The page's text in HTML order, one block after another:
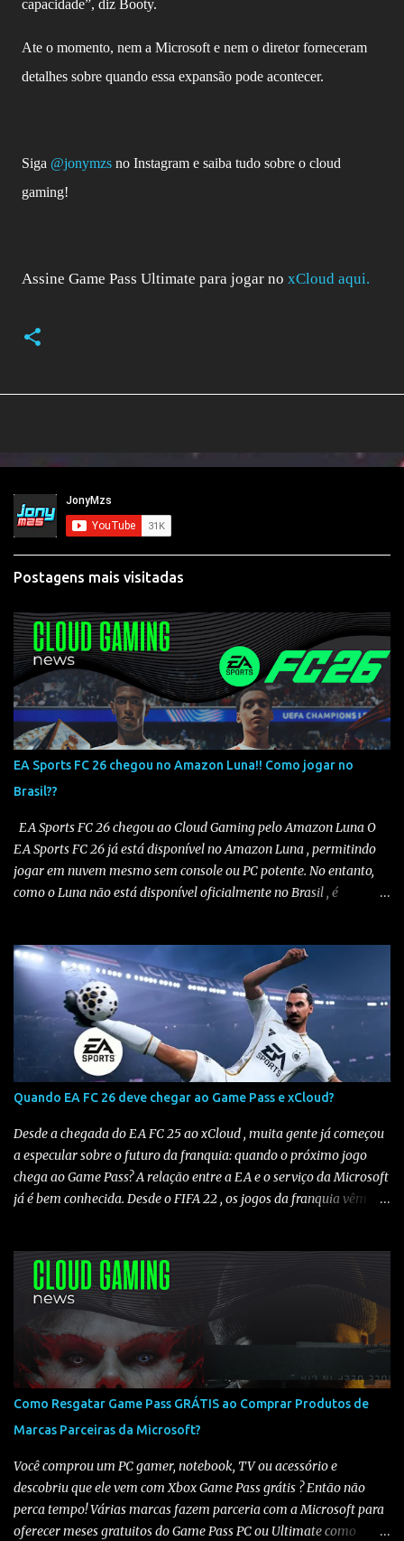
capacidade”, diz Booty.
Ate o momento, nem a Microsoft e nem o diretor forneceram
detalhes sobre quando essa expansão pode acontecer.
Siga @jonymzs no Instagram e saiba tudo sobre o cloud
gaming!
Assine Game Pass Ultimate para jogar no xCloud aqui.
Postagens mais visitadas
EA Sports FC 26 chegou no Amazon Luna!! Como jogar no
Brasil??
EA Sports FC 26 chegou ao Cloud Gaming pelo Amazon Luna O
EA Sports FC 26 já está disponível no Amazon Luna , permitindo
jogar em nuvem mesmo sem console ou PC potente. No entanto,
como o Luna não está disponível oficialmente no Brasil , é
1️⃣ Alterar a região da conta Amazon Acesse sua conta Amazon em
amazon.com . Vá em “Sua Conta” > “Gerenciar Conteúdo e
Dispositivos” . No menu “Preferências” , altere o país/região para
Estados Unidos . Salve as alterações. Você também precisará ter
um endereço nos EUA , mesmo que fictício. Altere seu endereço
aqui . Eu uso endereço de sites de importação e você pode usar o
mesmo se não tiver um, veja na imagem abaixo. Salve as
alterações. Isso é necessário pois o Amazon Luna só funciona em
contas configuradas para os EUA ou países suportados . 2️⃣
Escolher uma assinatura compatível Para...
Quando EA FC 26 deve chegar ao Game Pass e xCloud?
Desde a chegada do EA FC 25 ao xCloud , muita gente já começou
a especular sobre o futuro da franquia: quando o próximo jogo
chega ao Game Pass? A relação entre a EA e o serviço da Microsoft
já é bem conhecida. Desde o FIFA 22 , os jogos da franquia vêm
Analisando os últimos títulos, temos o seguinte cenário: 🔹FIFA
22 ➡️ 23/06/2022 (Somente Game Pass) 🔹FIFA 23 ➡️ 16/05/2023
(Somente Game Pass) - Em 21/07/2023 foi liberado no xCloud
🔹EA FC 24 ➡️ 25/06/2024 (Game Pass e xCloud) 🔹EA FC 25 ➡️
12/06/2025 (Game Pass e xCloud) O que isso indica para o EA FC
26? Observando o histórico, fica claro que os jogos da franquia
costumam chegar ao Game Pass entre maio e junho . Mesmo sem
uma data oficial definida, todos os títulos recentes seguiram esse
padrão, sendo adicionados ao catálogo ano após ano. Com base
nisso, é bem provável que o EA FC 26 chegue ao Game Pa...
Como Resgatar Game Pass GRÁTIS ao Comprar Produtos de
Marcas Parceiras da Microsoft?
Você comprou um PC gamer, notebook, TV ou acessório e
descobriu que ele vem com Xbox Game Pass grátis ? Então não
perca tempo! Várias marcas fazem parceria com a Microsoft para
oferecer meses gratuitos do Game Pass PC ou Ultimate como